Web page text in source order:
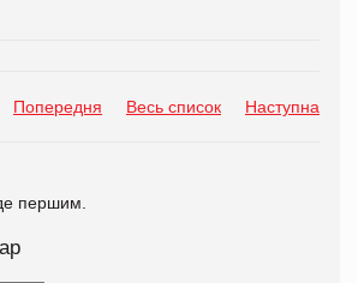
Попередня Весь список Наступна
першим.